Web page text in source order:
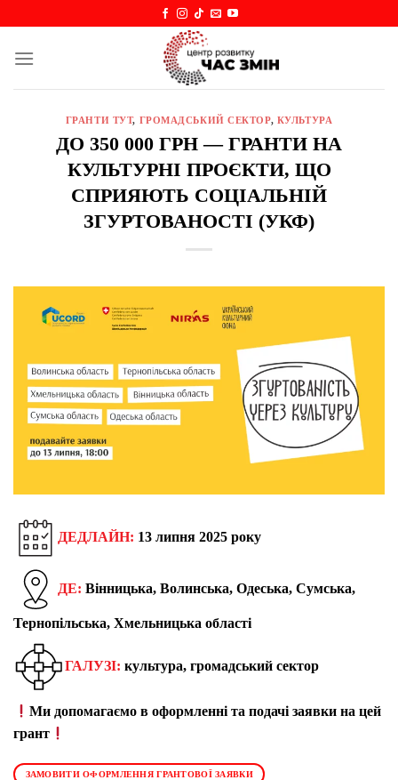
content
ГРАНТИ ТУТ, ГРОМАДСЬКИЙ СЕКТОР, КУЛЬТУРА
ДО 350 000 ГРН — ГРАНТИ НА
КУЛЬТУРНІ ПРОЄКТИ, ЩО
СПРИЯЮТЬ СОЦІАЛЬНІЙ
ЗГУРТОВАНОСТІ (УКФ)
ДЕДЛАЙН: 13 липня 2025 року
ДЕ: Вінницька, Волинська, Одеська, Сумська,
Тернопільська, Хмельницька області
ГАЛУЗІ: культура, громадський сектор
Ми допомагаємо в оформленні та подачі заявки на цей
грант
ЗАМОВИТИ ОФОРМЛЕННЯ ГРАНТОВОЇ ЗАЯВКИ